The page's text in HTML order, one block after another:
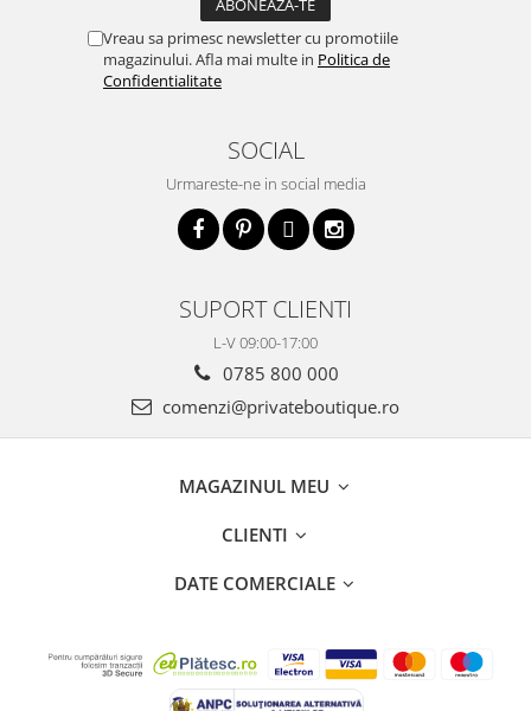
Vreau sa primesc newsletter cu promotiile
magazinului. Afla mai multe in Politica de
Confidentialitate
SOCIAL
Urmareste-ne in social media
SUPORT CLIENTI
L-V 09:00-17:00
0785 800 000
comenzi@privateboutique.ro
MAGAZINUL MEU
CLIENTI
DATE COMERCIALE